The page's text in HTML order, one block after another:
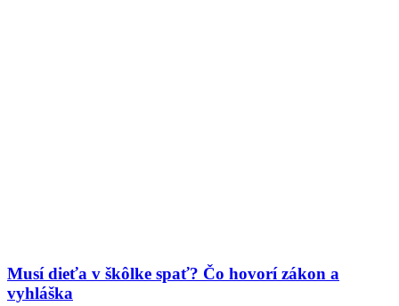
Musí dieťa v škôlke spať? Čo hovorí zákon a
vyhláška